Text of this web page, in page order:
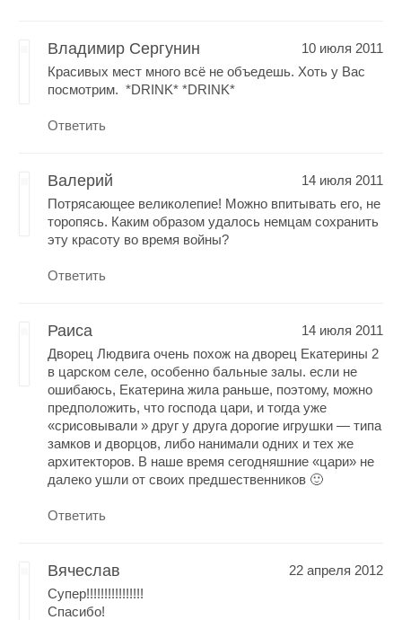
Владимир Сергунин
10 июля 2011
Красивых мест много всё не объедешь. Хоть у Вас
посмотрим. *DRINK* *DRINK*
Ответить
Валерий
14 июля 2011
Потрясающее великолепие! Можно впитывать его, не
торопясь. Каким образом удалось немцам сохранить
эту красоту во время войны?
Ответить
Раиса
14 июля 2011
Дворец Людвига очень похож на дворец Екатерины 2
в царском селе, особенно бальные залы. если не
ошибаюсь, Екатерина жила раньше, поэтому, можно
предположить, что господа цари, и тогда уже
«срисовывали » друг у друга дорогие игрушки — типа
замков и дворцов, либо нанимали одних и тех же
архитекторов. В наше время сегодняшние «цари» не
далеко ушли от своих предшественников 🙂
Ответить
Вячеслав
22 апреля 2012
Супер!!!!!!!!!!!!!!!!
Cпасибо!